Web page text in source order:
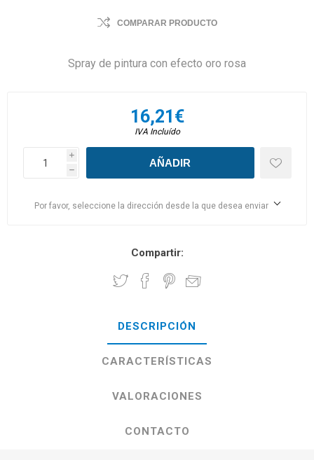
COMPARAR PRODUCTO
Spray de pintura con efecto oro rosa
16,21€
IVA Incluído
i
h
Por favor, seleccione la dirección desde la que desea enviar
Compartir:
DESCRIPCIÓN
CARACTERÍSTICAS
VALORACIONES
CONTACTO